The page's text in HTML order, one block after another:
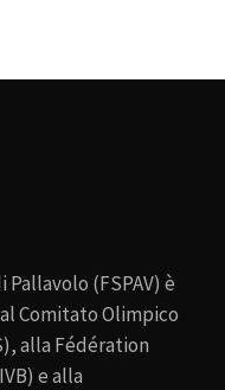
(FSPAV) è
Comitato Olimpico
alla Fédération
e alla